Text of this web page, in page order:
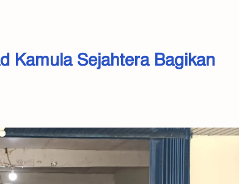
Kamula Sejahtera Bagikan